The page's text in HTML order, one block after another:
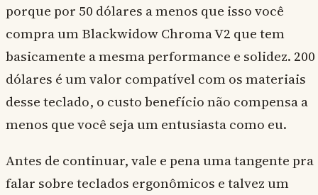
porque por 50 dólares a menos que isso você
compra um Blackwidow Chroma V2 que tem
basicamente a mesma performance e solidez. 200
dólares é um valor compatível com os materiais
desse teclado, o custo benefício não compensa a
menos que você seja um entusiasta como eu.
Antes de continuar, vale e pena uma tangente pra
falar sobre teclados ergonômicos e talvez um